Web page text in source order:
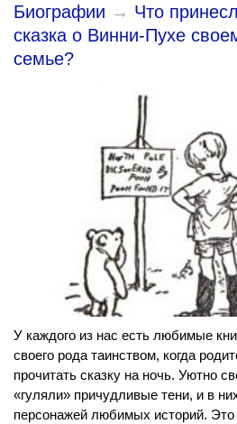
Биографии → Что
сказка о Винни-Пухе
семье?
У каждого из нас есть любимые
своего рода таинством, когда
прочитать сказку на ночь. Уютно
«гуляли» причудливые тени, и в
персонажей любимых историй. Это